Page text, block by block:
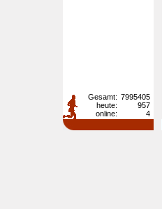
Gesamt: 7995405
heute:
957
online:
4